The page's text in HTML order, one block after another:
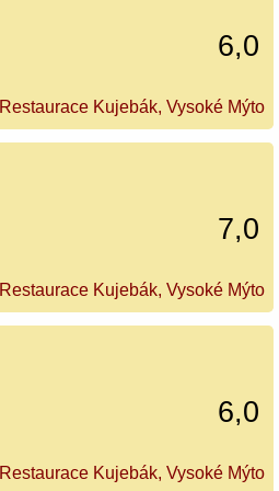
6,0
Restaurace Kujebák, Vysoké Mýto
7,0
Restaurace Kujebák, Vysoké Mýto
6,0
Restaurace Kujebák, Vysoké Mýto